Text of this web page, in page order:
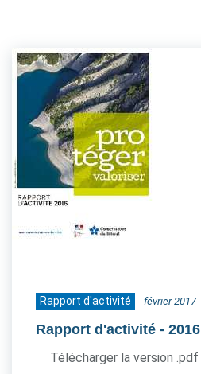
Rapport d'activité février 2017
Rapport d'activité - 2016
Télécharger la version .pdf